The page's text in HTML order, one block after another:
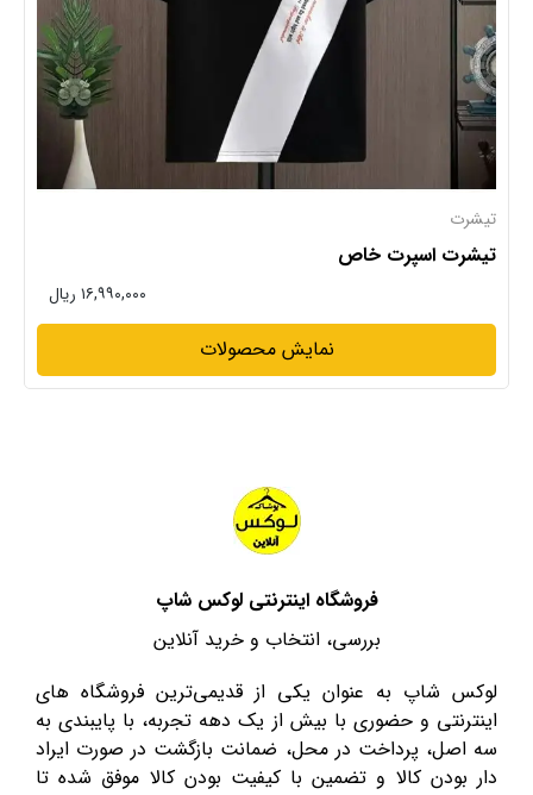
تیشرت
تیشرت اسپرت خاص
۱۶,۹۹۰,۰۰۰ ریال
نمایش محصولات
فروشگاه اینترنتی لوکس شاپ
بررسی، انتخاب و خرید آنلاین
لوکس شاپ به عنوان یکی از قدیمی‌ترین فروشگاه های
اینترنتی و حضوری با بیش از یک دهه تجربه، با پایبندی به
سه اصل، پرداخت در محل، ضمانت بازگشت در صورت ایراد
دار بودن کالا و تضمین با کیفیت بودن کالا موفق شده تا